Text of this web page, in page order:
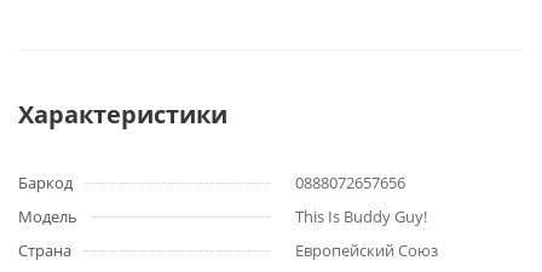
Характеристики
Баркод
0888072657656
Модель
This Is Buddy Guy!
Страна
Европейский Союз